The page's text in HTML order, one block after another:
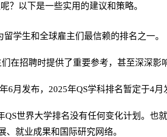
？以下是一些实用的建议和策略。
学生和全球雇主们最信赖的排名之一。
在招聘时提供了重要参考，甚至深深影
6月发布，2025年QS学科排名暂定于4月
世界大学排名没有任何变化计划。也
就业成果和国际研究网络。